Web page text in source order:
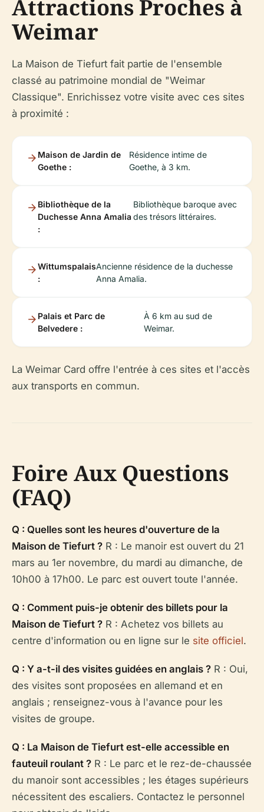
Attractions Proches à
Weimar
La Maison de Tiefurt fait partie de l'ensemble
classé au patrimoine mondial de "Weimar
Classique". Enrichissez votre visite avec ces sites
à proximité :
Maison de Jardin de
Goethe :
Résidence intime de
Goethe, à 3 km.
Bibliothèque de la
Duchesse Anna Amalia
:
Bibliothèque baroque avec
des trésors littéraires.
Wittumspalais
:
Ancienne résidence de la duchesse
Anna Amalia.
Palais et Parc de
Belvedere :
À 6 km au sud de
Weimar.
La Weimar Card offre l'entrée à ces sites et l'accès
aux transports en commun.
Foire Aux Questions
(FAQ)
Q : Quelles sont les heures d'ouverture de la
Maison de Tiefurt ? R : Le manoir est ouvert du 21
mars au 1er novembre, du mardi au dimanche, de
10h00 à 17h00. Le parc est ouvert toute l'année.
Q : Comment puis-je obtenir des billets pour la
Maison de Tiefurt ? R : Achetez vos billets au
centre d'information ou en ligne sur le site officiel.
Q : Y a-t-il des visites guidées en anglais ? R : Oui,
des visites sont proposées en allemand et en
anglais ; renseignez-vous à l'avance pour les
visites de groupe.
Q : La Maison de Tiefurt est-elle accessible en
fauteuil roulant ? R : Le parc et le rez-de-chaussée
du manoir sont accessibles ; les étages supérieurs
nécessitent des escaliers. Contactez le personnel